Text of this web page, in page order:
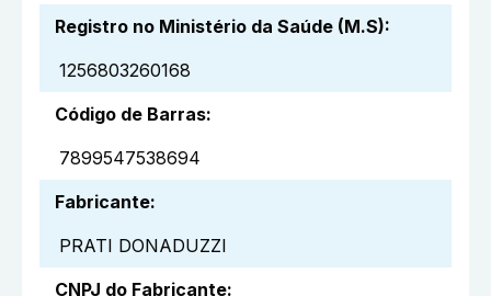
Registro no Ministério da Saúde (M.S):
1256803260168
Código de Barras:
7899547538694
Fabricante:
PRATI DONADUZZI
CNPJ do Fabricante: